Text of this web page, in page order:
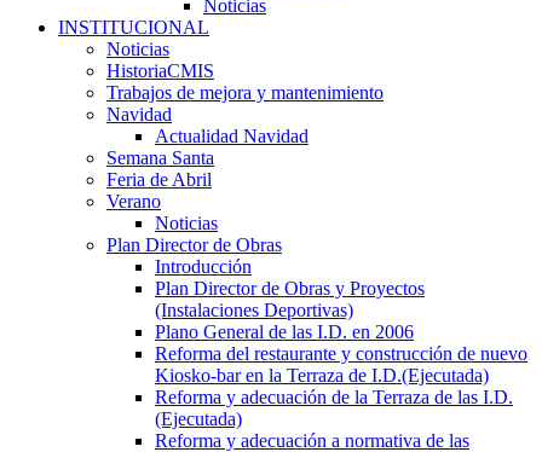
Noticias
INSTITUCIONAL
Noticias
HistoriaCMIS
Trabajos de mejora y mantenimiento
Navidad
Actualidad Navidad
Semana Santa
Feria de Abril
Verano
Noticias
Plan Director de Obras
Introducción
Plan Director de Obras y Proyectos
(Instalaciones Deportivas)
Plano General de las I.D. en 2006
Reforma del restaurante y construcción de nuevo
Kiosko-bar en la Terraza de I.D.(Ejecutada)
Reforma y adecuación de la Terraza de las I.D.
(Ejecutada)
Reforma y adecuación a normativa de las